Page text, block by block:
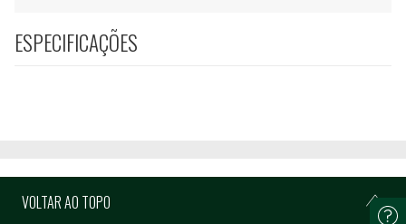
ESPECIFICAÇÕES
VOLTAR AO TOPO